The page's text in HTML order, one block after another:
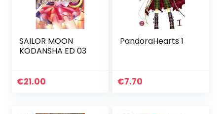
SAILOR MOON
KODANSHA ED 03
€21.00
PandoraHearts 1
€7.70